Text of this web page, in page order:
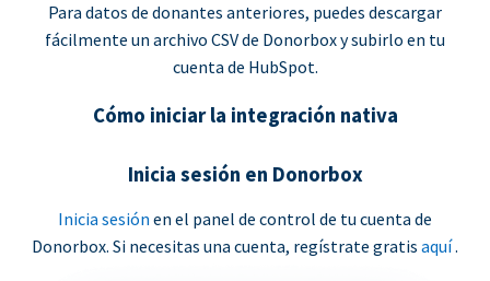
Para datos de donantes anteriores, puedes descargar
fácilmente un archivo CSV de Donorbox y subirlo en tu
cuenta de HubSpot.
Cómo iniciar la integración nativa
Inicia sesión en Donorbox
Inicia sesión en el panel de control de tu cuenta de
Donorbox. Si necesitas una cuenta, regístrate gratis aquí.